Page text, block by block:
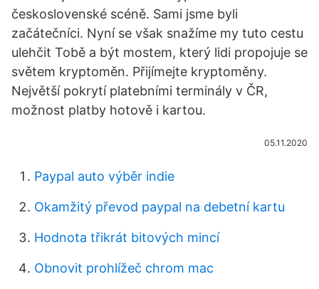
československé scéně. Sami jsme byli
začátečníci. Nyní se však snažíme my tuto cestu
ulehčit Tobě a být mostem, který lidi propojuje se
světem kryptoměn. Přijímejte kryptoměny.
Největší pokrytí platebními terminály v ČR,
možnost platby hotově i kartou.
05.11.2020
Paypal auto výběr indie
Okamžitý převod paypal na debetní kartu
Hodnota třikrát bitových mincí
Obnovit prohlížeč chrom mac